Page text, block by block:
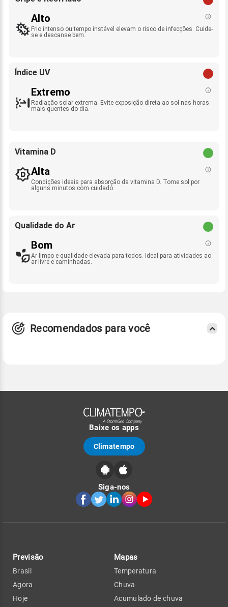
Alto
Frio intenso ou tempo instável elevam o risco de infecções. Cuide-
se e descanse bem.
Índice UV
Extremo
Radiação solar extrema. Evite exposição direta ao sol nas horas
mais quentes do dia.
Vitamina D
Alta
Condições ideais para absorção da vitamina D. Tome sol por
alguns minutos com cuidado.
Qualidade do Ar
Bom
Ar limpo e qualidade elevada para todos. Ideal para atividades ao
ar livre e caminhadas.
Recomendados para você
Baixe os apps
Climatempo
Siga-nos
Previsão
Brasil
Agora
Hoje
Mapas
Temperatura
Chuva
Acumulado de chuva